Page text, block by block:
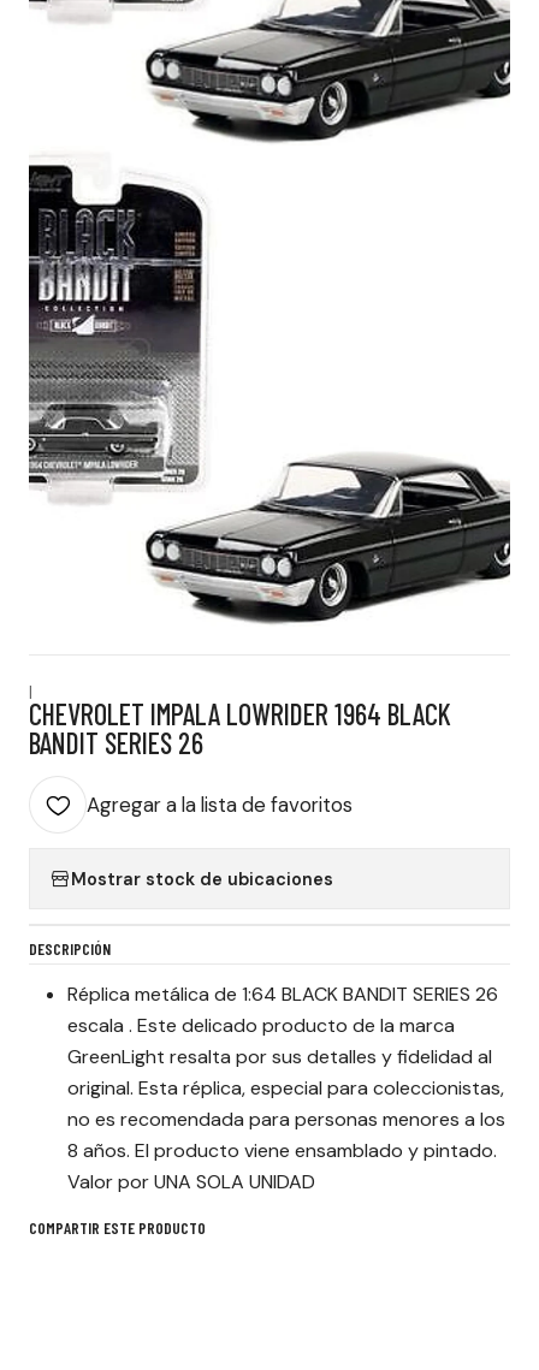
|
CHEVROLET IMPALA LOWRIDER 1964 BLACK
BANDIT SERIES 26
Agregar a la lista de favoritos
Mostrar stock de ubicaciones
DESCRIPCIÓN
Réplica metálica de 1:64 BLACK BANDIT SERIES 26
escala . Este delicado producto de la marca
GreenLight resalta por sus detalles y fidelidad al
original. Esta réplica, especial para coleccionistas,
no es recomendada para personas menores a los
8 años. El producto viene ensamblado y pintado.
Valor por UNA SOLA UNIDAD
COMPARTIR ESTE PRODUCTO